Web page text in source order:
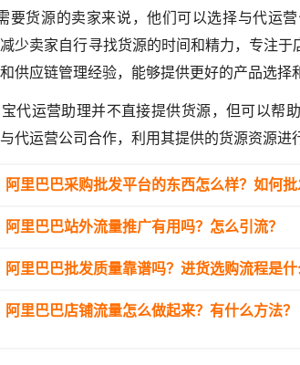
要货源的卖家来说，他们可以选择与代运
少卖家自行寻找货源的时间和精力，专注
供应链管理经验，能够提供更好的产品选择
代运营助理并不直接提供货源，但可以帮
代运营公司合作，利用其提供的货源资源进
阿里巴巴采购批发平台的东西怎么样？如何批
阿里巴巴站外流量推广有用吗？怎么引流？
阿里巴巴批发质量靠谱吗？进货选购流程是什
阿里巴巴店铺流量怎么做起来？有什么方法？